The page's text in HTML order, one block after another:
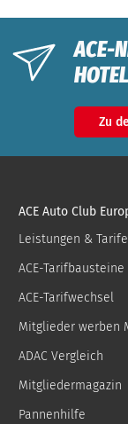
ACE-
Zu
ACE Auto Club
Leistungen & Tarife
ACE-Tarifbausteine
ACE-Tarifwechsel
Mitglieder werben
ADAC Vergleich
Mitgliedermagazin
Pannenhilfe